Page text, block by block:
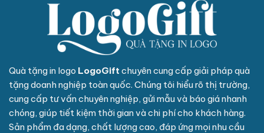
Quà tặng in logo LogoGift chuyên cung cấp giải pháp quà
tặng doanh nghiệp toàn quốc. Chúng tôi hiểu rõ thị trường,
cung cấp tư vấn chuyên nghiệp, gửi mẫu và báo giá nhanh
chóng, giúp tiết kiệm thời gian và chi phí cho khách hàng.
Sản phẩm đa dạng, chất lượng cao, đáp ứng mọi nhu cầu